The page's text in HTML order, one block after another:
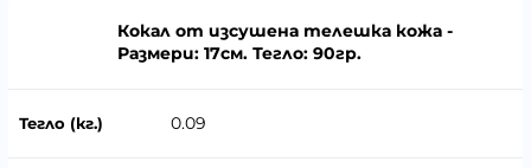
Кокал от изсушена телешка кожа -
Размери: 17см. Тегло: 90гр.
0.09